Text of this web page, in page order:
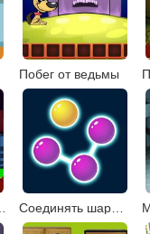
Побег от ведьмы
Соединять шарики 2